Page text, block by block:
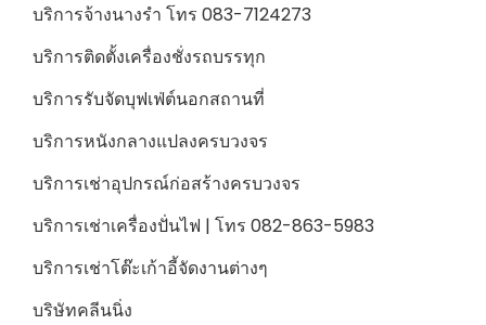
บริการจ้างนางรำ โทร 083-7124273
บริการติดตั้งเครื่องชั่งรถบรรทุก
บริการรับจัดบุฟเฟ่ต์นอกสถานที่
บริการหนังกลางแปลงครบวงจร
บริการเช่าอุปกรณ์ก่อสร้างครบวงจร
บริการเช่าเครื่องปั่นไฟ | โทร 082-863-5983
บริการเช่าโต๊ะเก้าอี้จัดงานต่างๆ
บริษัทคลีนนิ่ง